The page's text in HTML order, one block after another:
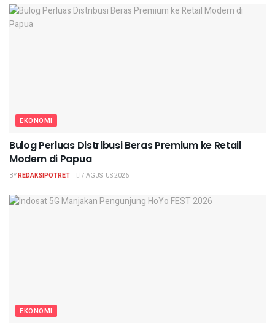
EKONOMI
Bulog Perluas Distribusi Beras Premium ke Retail
Modern di Papua
BYREDAKSIPOTRET 7 AGUSTUS 2026
EKONOMI